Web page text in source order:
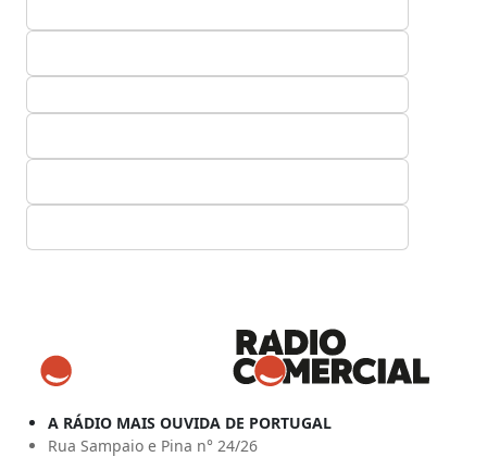
A RÁDIO MAIS OUVIDA DE PORTUGAL
Rua Sampaio e Pina n° 24/26